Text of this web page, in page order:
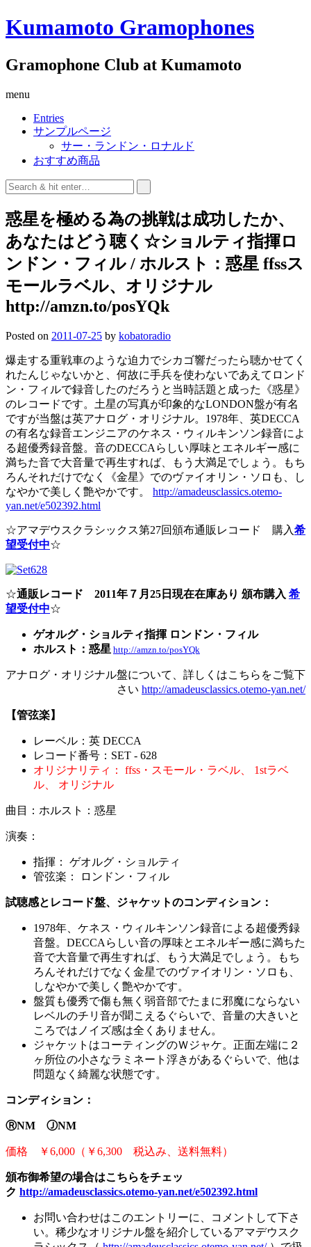
Kumamoto Gramophones
Gramophone Club at Kumamoto
menu
Entries
サンプルページ
サー・ランドン・ロナルド
おすすめ商品
惑星を極める為の挑戦は成功したか、
あなたはどう聴く☆ショルティ指揮ロ
ンドン・フィル / ホルスト：惑星 ffssス
モールラベル、オリジナル
http://amzn.to/posYQk
Posted on 2011-07-25 by kobatoradio
爆走する重戦車のような迫力でシカゴ響だったら聴かせてく
れたんじゃないかと、何故に手兵を使わないであえてロンド
ン・フィルで録音したのだろうと当時話題と成った《惑星》
のレコードです。土星の写真が印象的なLONDON盤が有名
ですが当盤は英アナログ・オリジナル。1978年、英DECCA
の有名な録音エンジニアのケネス・ウィルキンソン録音によ
る超優秀録音盤。音のDECCAらしい厚味とエネルギー感に
満ちた音で大音量で再生すれば、もう大満足でしょう。もち
ろんそれだけでなく《金星》でのヴァイオリン・ソロも、し
なやかで美しく艶やかです。 http://amadeusclassics.otemo-
yan.net/e502392.html
☆アマデウスクラシックス第27回頒布通販レコード 購入希
望受付中☆
☆通販レコード 2011年７月25日現在在庫あり 頒布購入 希
望受付中☆
ゲオルグ・ショルティ指揮 ロンドン・フィル
ホルスト：惑星 http://amzn.to/posYQk
アナログ・オリジナル盤について、詳しくはこちらをご覧下
さい http://amadeusclassics.otemo-yan.net/
【管弦楽】
レーベル：英 DECCA
レコード番号：SET - 628
オリジナリティ： ffss・スモール・ラベル、 1stラベ
ル、 オリジナル
曲目：ホルスト：惑星
演奏：
指揮： ゲオルグ・ショルティ
管弦楽：
ロンドン・フィル
試聴感とレコード盤、ジャケットのコンディション：
1978年、ケネス・ウィルキンソン録音による超優秀録
音盤。DECCAらしい音の厚味とエネルギー感に満ちた
音で大音量で再生すれば、もう大満足でしょう。もち
ろんそれだけでなく金星でのヴァイオリン・ソロも、
しなやかで美しく艶やかです。
盤質も優秀で傷も無く弱音部でたまに邪魔にならない
レベルのチリ音が聞こえるぐらいで、音量の大きいと
ころではノイズ感は全くありません。
ジャケットはコーティングのＷジャケ。正面左端に２
ヶ所位の小さなラミネート浮きがあるぐらいで、他は
問題なく綺麗な状態です。
コンディション：
ⓇNM ⒿNM
価格 ￥6,000（￥6,300 税込み、送料無料）
頒布御希望の場合はこちらをチェッ
ク http://amadeusclassics.otemo-yan.net/e502392.html
お問い合わせはこのエントリーに、コメントして下さ
い。稀少なオリジナル盤を紹介しているアマデウスク